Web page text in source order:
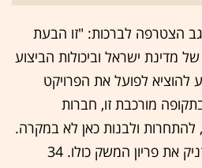
הצטרפה לברכות: "זו הבעת
מדינת ישראל וביכולות הביצוע
לפועל את הפרויקט
מורכבת זו, חברות
להתחרות ולבנות כאן לא במקרה.
המטרו יחבר את ישראל ויזניק את פריון המשק כולו. 34